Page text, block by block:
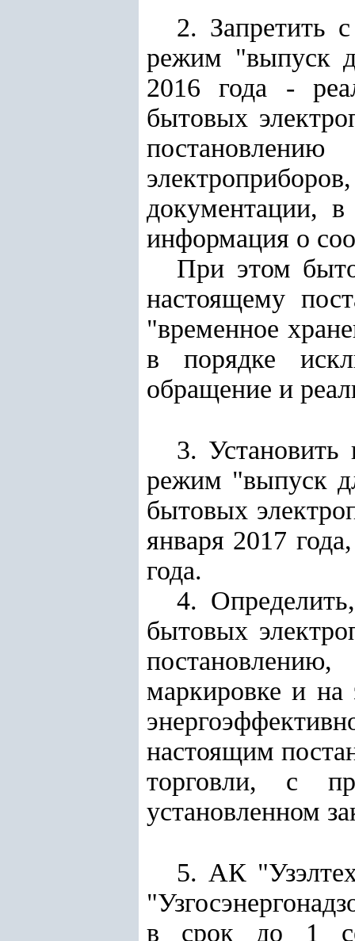
2. Запретить
режим "выпуск
2016 года -
бытовых
документации, в
информация о
При этом
настоящему
"временное
в порядке
обращение и
3.
режим "выпуск
бытовых
января 2017
года.
4.
бытовых
маркировке и на
настоящим
торговли, с
установленном
5. АК
в срок до 1